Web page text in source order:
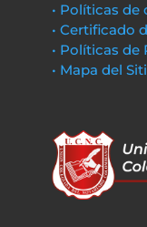
• Políticas
• Certificado
• Políticas de
• Mapa del